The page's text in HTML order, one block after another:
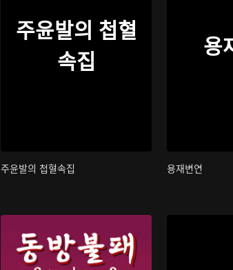
주윤발의 첩혈
속집
주윤발의 첩혈속집
용
용재변연